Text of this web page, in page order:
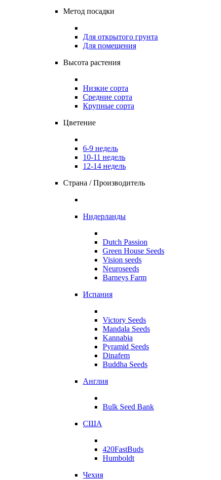
Метод посадки
Для открытого грунта
Для помещения
Высота растения
Низкие сорта
Средние сорта
Крупные сорта
Цветение
6-9 недель
10-11 недель
12-14 недель
Страна / Производитель
Нидерланды
Dutch Passion
Green House Seeds
Vision seeds
Neuroseeds
Barneys Farm
Испания
Victory Seeds
Mandala Seeds
Kannabia
Pyramid Seeds
Dinafem
Buddha Seeds
Англия
Bulk Seed Bank
США
420FastBuds
Humboldt
Чехия